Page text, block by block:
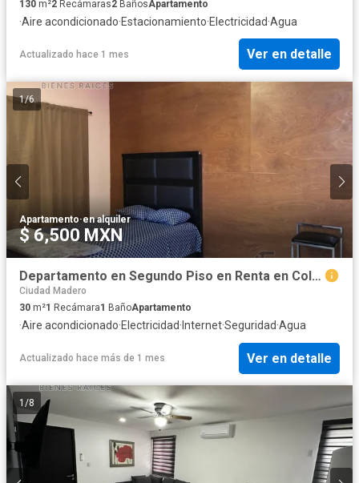
130 m²2 Recámaras2 BañosApartamento
·Aire acondicionado·Estacionamiento·Electricidad·Agua
Actualizado hace 1 mes Ver en detalle
1/6
Apartamento·en alquiler
$ 6,500 MXN
Departamento en Segundo Piso en Renta en Col. Jardín 20 de Noviembre, Madero Tamaulipas.
Ciudad Madero
30 m²1 Recámara1 BañoApartamento
·Aire acondicionado·Electricidad· Internet·Seguridad·Agua
Actualizado hace más de 1 mes Ver en detalle
1 /8